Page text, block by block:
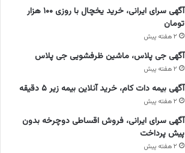
آگهی سرای ایرانی، خرید یخچال با روزی ۱۰۰ هزار
تومان
۲ هفته پیش
آگهی جی پلاس، ماشین ظرفشویی جی پلاس
۲ هفته پیش
آگهی بیمه دات کام، خرید آنلاین بیمه زیر ۵ دقیقه
۲ هفته پیش
آگهی سرای ایرانی، فروش اقساطی دوچرخه بدون
پیش پرداخت
۲ هفته پیش